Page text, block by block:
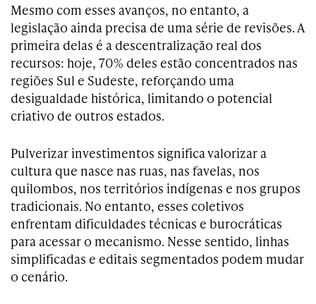
Mesmo com esses avanços, no entanto, a
legislação ainda precisa de uma série de revisões. A
primeira delas é a descentralização real dos
recursos: hoje, 70% deles estão concentrados nas
regiões Sul e Sudeste, reforçando uma
desigualdade histórica, limitando o potencial
criativo de outros estados.
Pulverizar investimentos significa valorizar a
cultura que nasce nas ruas, nas favelas, nos
quilombos, nos territórios indígenas e nos grupos
tradicionais. No entanto, esses coletivos
enfrentam dificuldades técnicas e burocráticas
para acessar o mecanismo. Nesse sentido, linhas
simplificadas e editais segmentados podem mudar
o cenário.